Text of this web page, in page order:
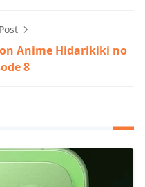
Anime Hidarikiki no
8